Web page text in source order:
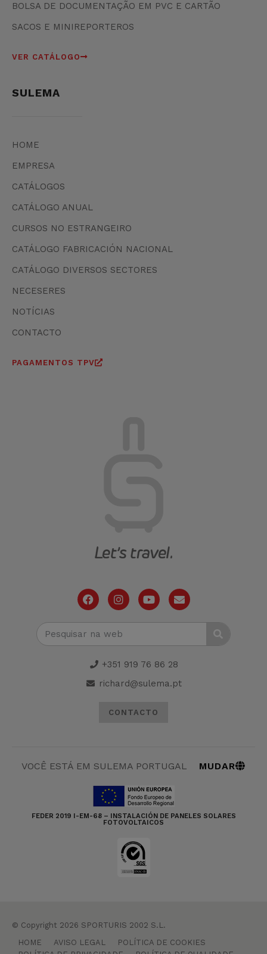
BOLSA DE DOCUMENTAÇÃO EM PVC E CARTÃO
SACOS E MINIREPORTEROS
VER CATÁLOGO
SULEMA
HOME
EMPRESA
CATÁLOGOS
CATÁLOGO ANUAL
CURSOS NO ESTRANGEIRO
CATÁLOGO FABRICACIÓN NACIONAL
CATÁLOGO DIVERSOS SECTORES
NECESERES
NOTÍCIAS
CONTACTO
PAGAMENTOS TPV
+351 919 76 86 28
richard@sulema.pt
CONTACTO
VOCÊ ESTÁ EM SULEMA PORTUGAL MUDAR
FEDER 2019 I-EM-68 – INSTALACIÓN DE PANELES SOLARES
FOTOVOLTAICOS
© Copyright 2026 SPORTURIS 2002 S.L.
HOME
AVISO LEGAL
POLÍTICA DE COOKIES